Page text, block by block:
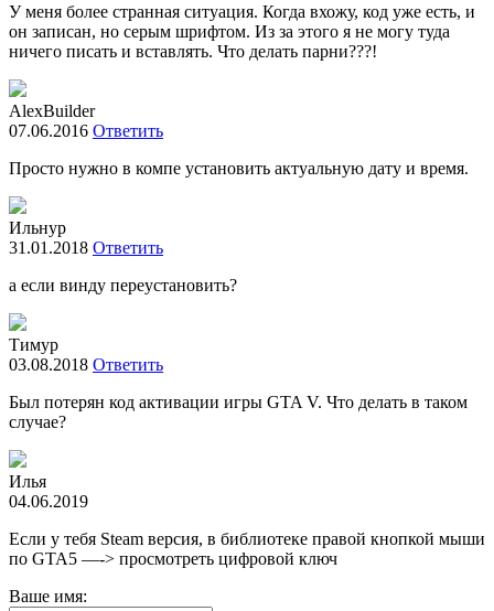
У меня более странная ситуация. Когда вхожу, код уже есть, и
он записан, но серым шрифтом. Из за этого я не могу туда
ничего писать и вставлять. Что делать парни???!
AlexBuilder
07.06.2016 Ответить
Просто нужно в компе установить актуальную дату и время.
Ильнур
31.01.2018 Ответить
а если винду переустановить?
Тимур
03.08.2018 Ответить
Был потерян код активации игры GTA V. Что делать в таком
случае?
Илья
04.06.2019
Если у тебя Steam версия, в библиотеке правой кнопкой мыши
по GTA5 —-> просмотреть цифровой ключ
Ваше имя: